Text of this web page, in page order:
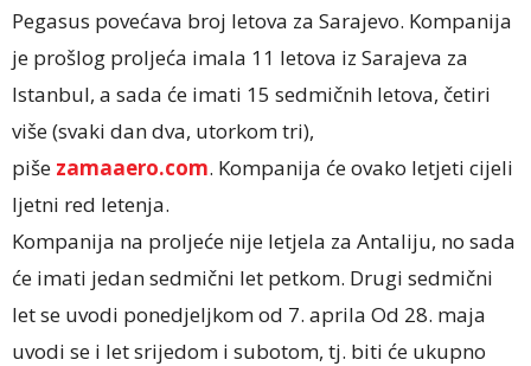
Pegasus povećava broj letova za Sarajevo. Kompanija
je prošlog proljeća imala 11 letova iz Sarajeva za
Istanbul, a sada će imati 15 sedmičnih letova, četiri
više (svaki dan dva, utorkom tri),
piše zamaaero.com. Kompanija će ovako letjeti cijeli
ljetni red letenja.
Kompanija na proljeće nije letjela za Antaliju, no sada
će imati jedan sedmični let petkom. Drugi sedmični
let se uvodi ponedjeljkom od 7. aprila Od 28. maja
uvodi se i let srijedom i subotom, tj. biti će ukupno